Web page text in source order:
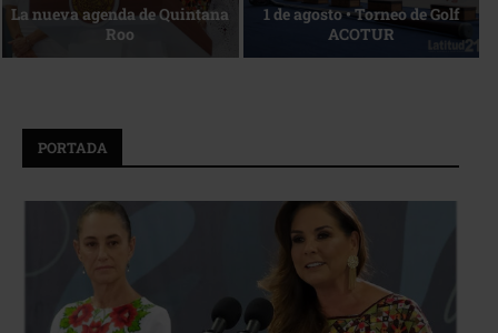
Reconocimiento de viajeros La esencia del servicio
PORTADA